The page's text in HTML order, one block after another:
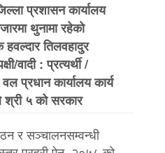
प्रशासन कार्यालय
थुनामा रहेको
तिलवहादुर
वादी : प्रत्यर्थी /
प्रधान कार्यालय कार्य
श्री ५ को सरकार
र सञ्चालनसम्वन्धी